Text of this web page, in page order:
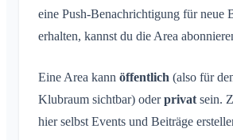
Weiterer Klubraum
Ausloggen
Name ändern
Administration
Quickstart für Admins
Berechtigungen
Zusätzliche Admins
Mitglieder einladen
Unterstützte Browser
eine Push-Benachrichtigung für neue
erhalten, kannst du die Area
Eine Area kann öffentlich (also für
Klubraum sichtbar) oderprivatsein.
hier selbst Events und Beiträge